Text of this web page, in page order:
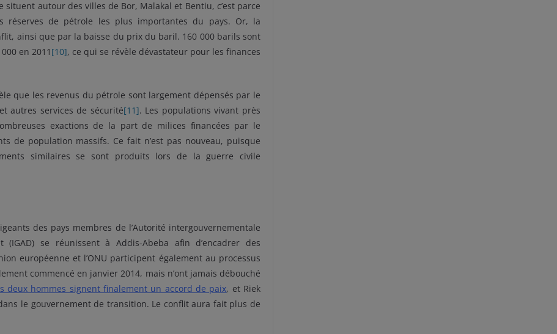
situent autour des villes de Bor, Malakal et Bentiu, c’est parce
réserves de pétrole les plus importantes du pays. Or, la
ainsi que par la baisse du prix du baril. 160 000 barils sont
en 2011 [10], ce qui se révèle dévastateur pour les finances
que les revenus du pétrole sont largement dépensés par le
autres services de sécurité[11]. Les populations vivant près
exactions de la part de milices financées par le
de population massifs. Ce fait n’est pas nouveau, puisque
similaires se sont produits lors de la guerre civile
des pays membres de l’Autorité intergouvernementale
se réunissent à Addis-Abeba afin d’encadrer des
européenne et l’ONU participent également au processus
commencé en janvier 2014, mais n’ont jamais débouché
deux hommes signent finalement un accord de paix, et Riek
le gouvernement de transition. Le conflit aura fait plus de